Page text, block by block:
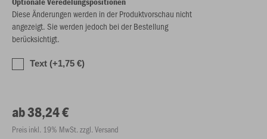
Diese Änderungen werden in der Produktvorschau nicht
angezeigt. Sie werden jedoch bei der Bestellung
berücksichtigt.
Text (+1,75 €)
ab 38,24 €
Preis inkl. 19% MwSt. zzgl. Versand